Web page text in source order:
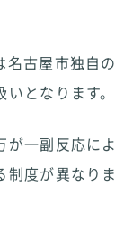
古屋市独自の
となります。
が一副反応によ
制度が異なりま